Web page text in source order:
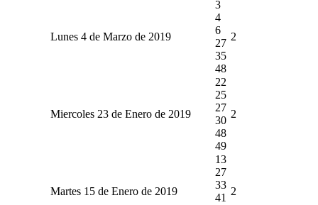
Lunes 4 de Marzo de 2019
3
4
6
27
35
48
2
Miercoles 23 de Enero de 2019
22
25
27
30
48
49
2
Martes 15 de Enero de 2019
13
27
33
41
2